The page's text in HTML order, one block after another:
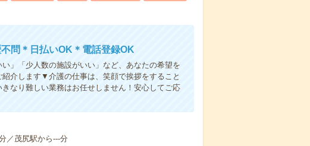
問＊日払いOK＊電話登録OK
」「少人数の施設がいい」など、あなたの希望を
介します▼介護の仕事は、笑顔で挨拶をすること
なり難しい業務はお任せしません！安心してご応
／茂尻駅から---分